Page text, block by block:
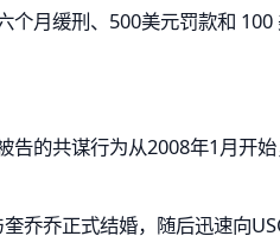
个月缓刑、500美元罚款和
告的共谋行为从2008年1月开
乔乔正式结婚，随后迅速向